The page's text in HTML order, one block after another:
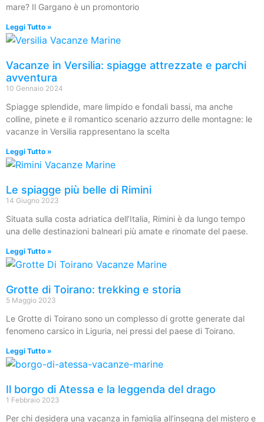
mare? Il Gargano è un promontorio
Leggi Tutto »
Vacanze in Versilia: spiagge attrezzate e parchi
avventura
10 Gennaio 2024
Spiagge splendide, mare limpido e fondali bassi, ma anche
colline, pinete e il romantico scenario azzurro delle montagne: le
vacanze in Versilia rappresentano la scelta
Leggi Tutto »
Le spiagge più belle di Rimini
14 Giugno 2023
Situata sulla costa adriatica dell’Italia, Rimini è da lungo tempo
una delle destinazioni balneari più amate e rinomate del paese.
Leggi Tutto »
Grotte di Toirano: trekking e storia
5 Maggio 2023
Le Grotte di Toirano sono un complesso di grotte generate dal
fenomeno carsico in Liguria, nei pressi del paese di Toirano.
Leggi Tutto »
Il borgo di Atessa e la leggenda del drago
1 Febbraio 2023
Per chi desidera una vacanza in famiglia all’insegna del mistero e